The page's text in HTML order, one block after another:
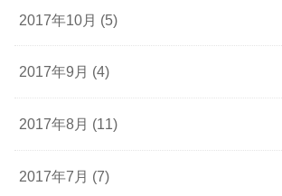
2017年10月 (5)
2017年9月 (4)
2017年8月 (11)
2017年7月 (7)